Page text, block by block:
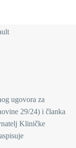
ugovora za
29/24) i članka
Kliničke